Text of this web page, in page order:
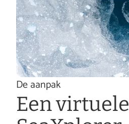
De aanpak
Een virtuele